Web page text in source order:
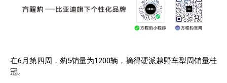
在6月第四周，豹5销量为1200辆，摘得硬派越野车型周销量桂
冠。